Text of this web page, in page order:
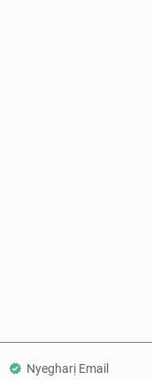
Nyegharị Email